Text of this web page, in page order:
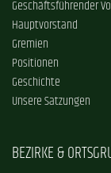
Geschäftsführender
Hauptvorstand
Gremien
Positionen
Geschichte
Unsere Satzungen
BEZIRKE &